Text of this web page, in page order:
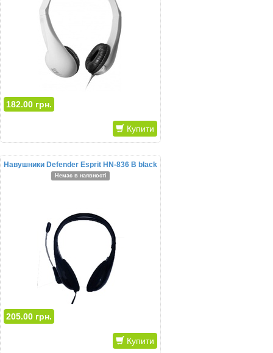
182.00 грн.
Купити
Навушники Defender Esprit HN-836 B black
Немає в наявності
205.00 грн.
Купити